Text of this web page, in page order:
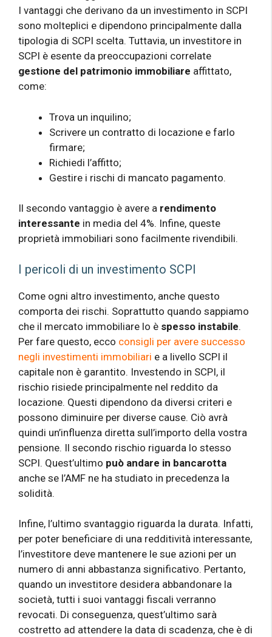
I vantaggi che derivano da un investimento in SCPI
sono molteplici e dipendono principalmente dalla
tipologia di SCPI scelta. Tuttavia, un investitore in
SCPI è esente da preoccupazioni correlate
gestione del patrimonio immobiliare affittato,
come:
Trova un inquilino;
Scrivere un contratto di locazione e farlo
firmare;
Richiedi l’affitto;
Gestire i rischi di mancato pagamento.
Il secondo vantaggio è avere a rendimento
interessante in media del 4%. Infine, queste
proprietà immobiliari sono facilmente rivendibili.
I pericoli di un investimento SCPI
Come ogni altro investimento, anche questo
comporta dei rischi. Soprattutto quando sappiamo
che il mercato immobiliare lo è spesso instabile.
Per fare questo, ecco consigli per avere successo
negli investimenti immobiliari e a livello SCPI il
capitale non è garantito. Investendo in SCPI, il
rischio risiede principalmente nel reddito da
locazione. Questi dipendono da diversi criteri e
possono diminuire per diverse cause. Ciò avrà
quindi un’influenza diretta sull’importo della vostra
pensione. Il secondo rischio riguarda lo stesso
SCPI. Quest’ultimo può andare in bancarotta
anche se l’AMF ne ha studiato in precedenza la
solidità.
Infine, l’ultimo svantaggio riguarda la durata. Infatti,
per poter beneficiare di una redditività interessante,
l’investitore deve mantenere le sue azioni per un
numero di anni abbastanza significativo. Pertanto,
quando un investitore desidera abbandonare la
società, tutti i suoi vantaggi fiscali verranno
revocati. Di conseguenza, quest’ultimo sarà
costretto ad attendere la data di scadenza, che è di